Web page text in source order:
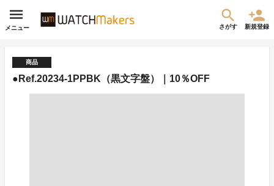
メニュー さがす 新規登録
商品
●Ref.20234-1PPBK（黒文字盤）｜10％OFF